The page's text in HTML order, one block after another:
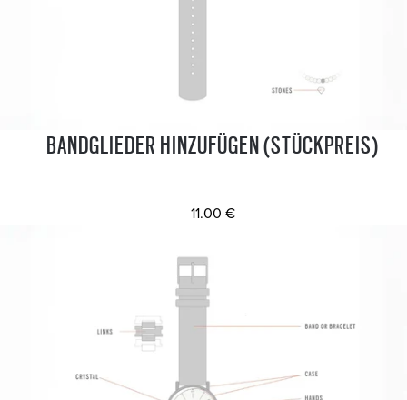
BANDGLIEDER HINZUFÜGEN (STÜCKPREIS)
11.00 €